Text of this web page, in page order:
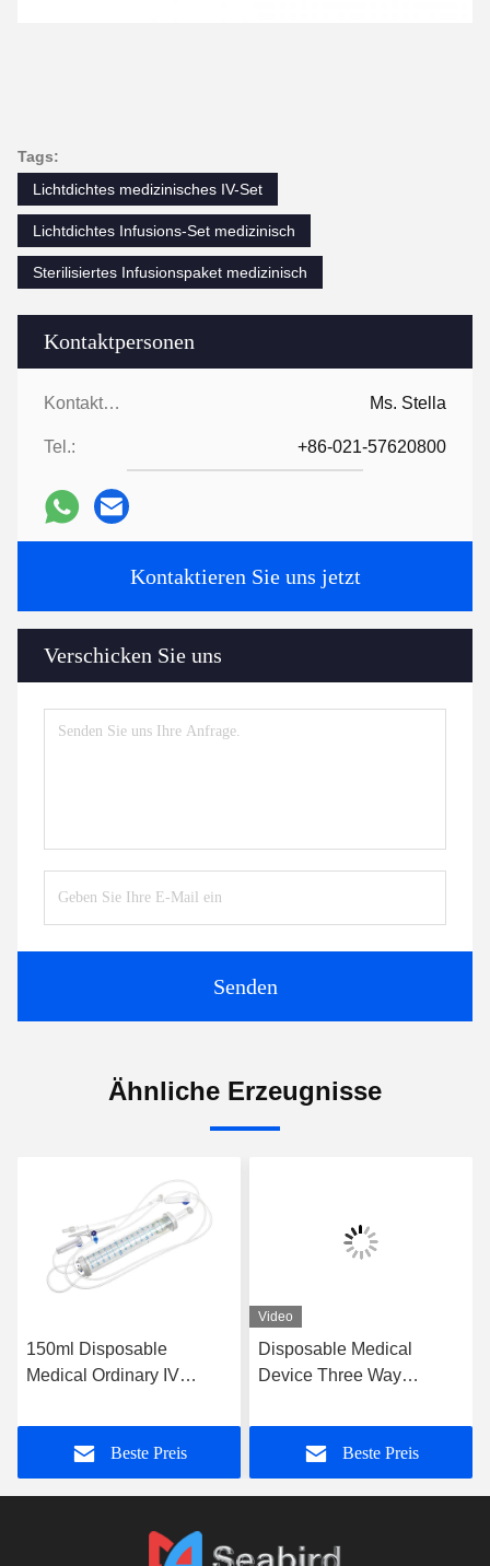
Kontaktpersonen
Kontaktpersonen: Ms. Stella
Tel.: +86-021-57620800
Kontaktieren Sie uns jetzt
Verschicken Sie uns
Senden
Tags:
Lichtdichtes medizinisches IV-Set
Lichtdichtes Infusions-Set medizinisch
Sterilisiertes Infusionspaket medizinisch
Ähnliche Erzeugnisse
150ml Disposable
Medical Ordinary IV
Infusion Set Titration
Infusion SetBeste Preis
Video
Disposable Medical
Device Three Way
Connector
Beste Preis